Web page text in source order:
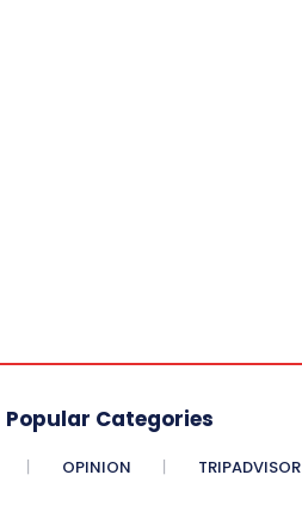
Popular Categories
OPINION TRIPADVISOR